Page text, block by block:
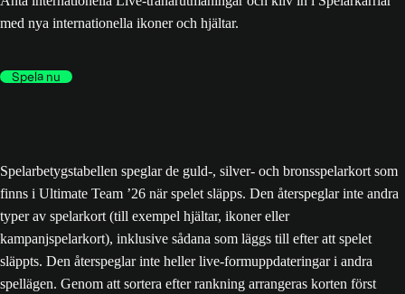
med nya internationella ikoner och hjältar.
Spela nu
Spelarbetygstabellen speglar de guld-, silver- och bronsspelarkort som
finns i Ultimate Team ’26 när spelet släpps. Den återspeglar inte andra
typer av spelarkort (till exempel hjältar, ikoner eller
kampanjspelarkort), inklusive sådana som läggs till efter att spelet
släppts. Den återspeglar inte heller live-formuppdateringar i andra
spellägen. Genom att sortera efter rankning arrangeras korten först